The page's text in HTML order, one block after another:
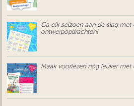
over onsGa elk seizoen aan de slag met
ontwerpopdrachten!
Maak voorlezen nóg leuker met